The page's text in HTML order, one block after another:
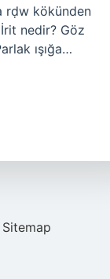
ışığa…
Sitemap